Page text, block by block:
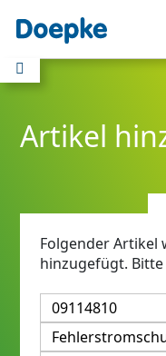
Artikel
Folgender Artikel
hinzugefügt. Bitte